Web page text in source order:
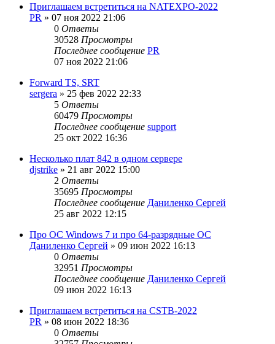
Приглашаем встретиться на NATEXPO-2022
PR » 07 ноя 2022 21:06
0 Ответы
30528 Просмотры
Последнее сообщение PR
07 ноя 2022 21:06
Forward TS, SRT
sergera » 25 фев 2022 22:33
5 Ответы
60479 Просмотры
Последнее сообщение support
25 окт 2022 16:36
Несколько плат 842 в одном сервере
djstrike » 21 авг 2022 15:00
2 Ответы
35695 Просмотры
Последнее сообщение Даниленко Сергей
25 авг 2022 12:15
Про ОС Windows 7 и про 64-разрядные ОС
Даниленко Сергей » 09 июн 2022 16:13
0 Ответы
32951 Просмотры
Последнее сообщение Даниленко Сергей
09 июн 2022 16:13
Приглашаем встретиться на CSTB-2022
PR » 08 июн 2022 18:36
0 Ответы